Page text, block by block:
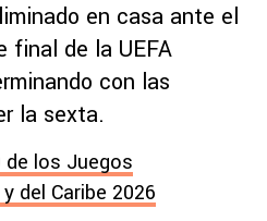
en casa ante el
final de la UEFA
con las
la sexta.
de los Juegos
del Caribe 2026